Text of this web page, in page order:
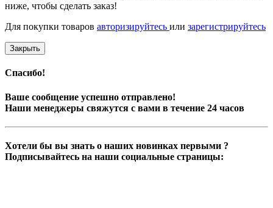
ниже, чтобы сделать заказ!
Для покупки товаров авторизируйтесь или зарегистрируйтесь
Закрыть
Спасибо!
Ваше сообщение успешно отправлено!
Наши менеджеры свяжутся с вами в течение 24 часов
Хотели бы вы знать о наших новинках первыми ?
Подписывайтесь на наши социальные страницы: